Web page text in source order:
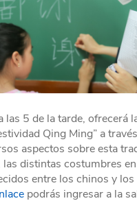
las 5 de la tarde, ofrecerá
Qing Ming” a
aspectos sobre esta
distintas costumbres
entre los chinos y los
podrás ingresar a la